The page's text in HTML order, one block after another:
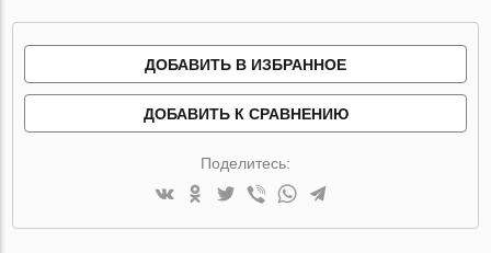
ДОБАВИТЬ В ИЗБРАННОЕ
ДОБАВИТЬ К СРАВНЕНИЮ
Поделитесь: